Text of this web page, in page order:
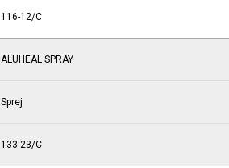
116-12/C
ALUHEAL SPRAY
Sprej
133-23/C